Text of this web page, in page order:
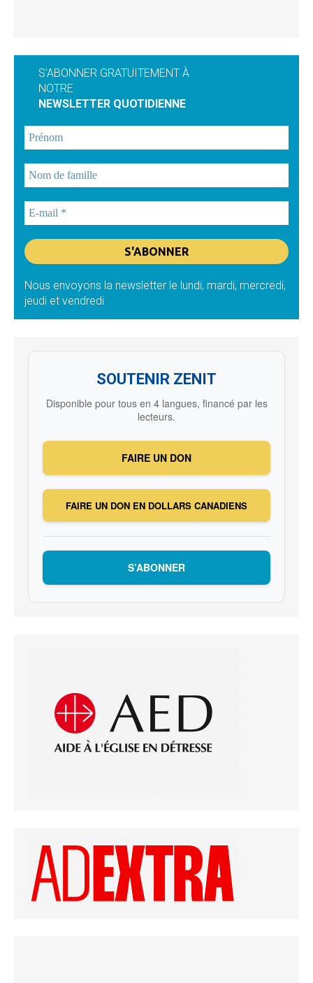
S'ABONNER GRATUITEMENT À
NOTRE
NEWSLETTER QUOTIDIENNE
Nous envoyons la newsletter le lundi, mardi, mercredi,
jeudi et vendredi
SOUTENIR ZENIT
Disponible pour tous en 4 langues, financé par les
lecteurs.
FAIRE UN DON
FAIRE UN DON EN DOLLARS CANADIENS
S’ABONNER